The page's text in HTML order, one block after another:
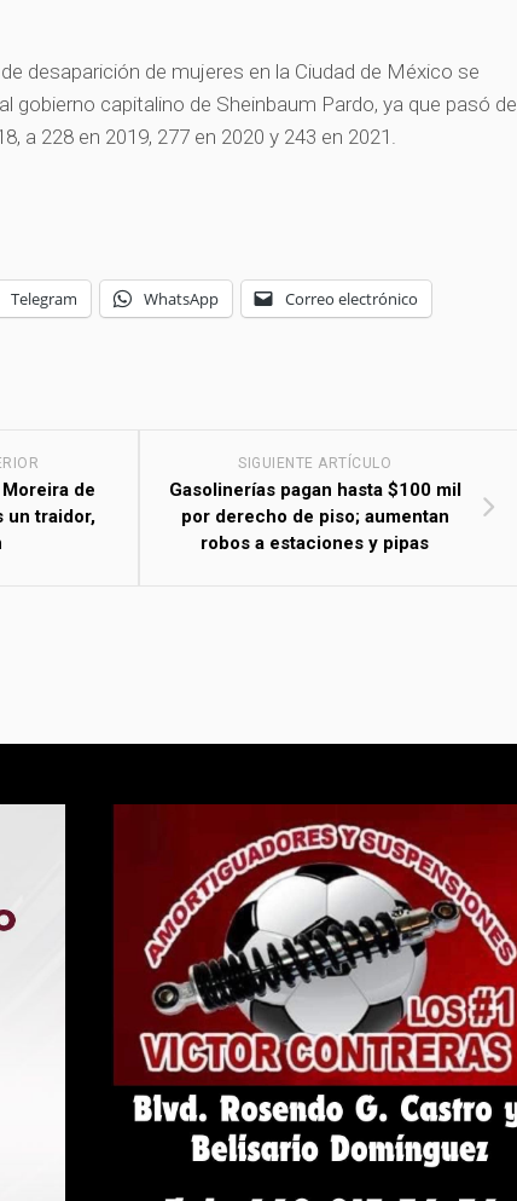
desaparición de mujeres en la Ciudad de México se
gobierno capitalino de Sheinbaum Pardo, ya que pasó de
a 228 en 2019, 277 en 2020 y 243 en 2021.
Telegram WhatsApp Correo electrónico
SIGUIENTE ARTÍCULO
Gasolinerías pagan hasta $100 mil
por derecho de piso; aumentan
robos a estaciones y pipas
de
un traidor,